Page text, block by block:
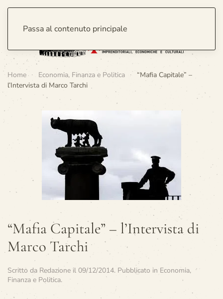
Passa al contenuto principale
Home Economia, Finanza e Politica
“Mafia Capitale” –
l’Intervista di Marco Tarchi
“Mafia Capitale” – l’Intervista di
Marco Tarchi
Scritto da Redazione il 09/12/2014. Pubblicato in Economia,
Finanza e Politica.